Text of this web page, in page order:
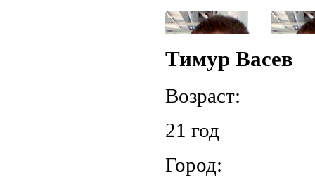
Тимур Васев
Возраст:
21 год
Город: